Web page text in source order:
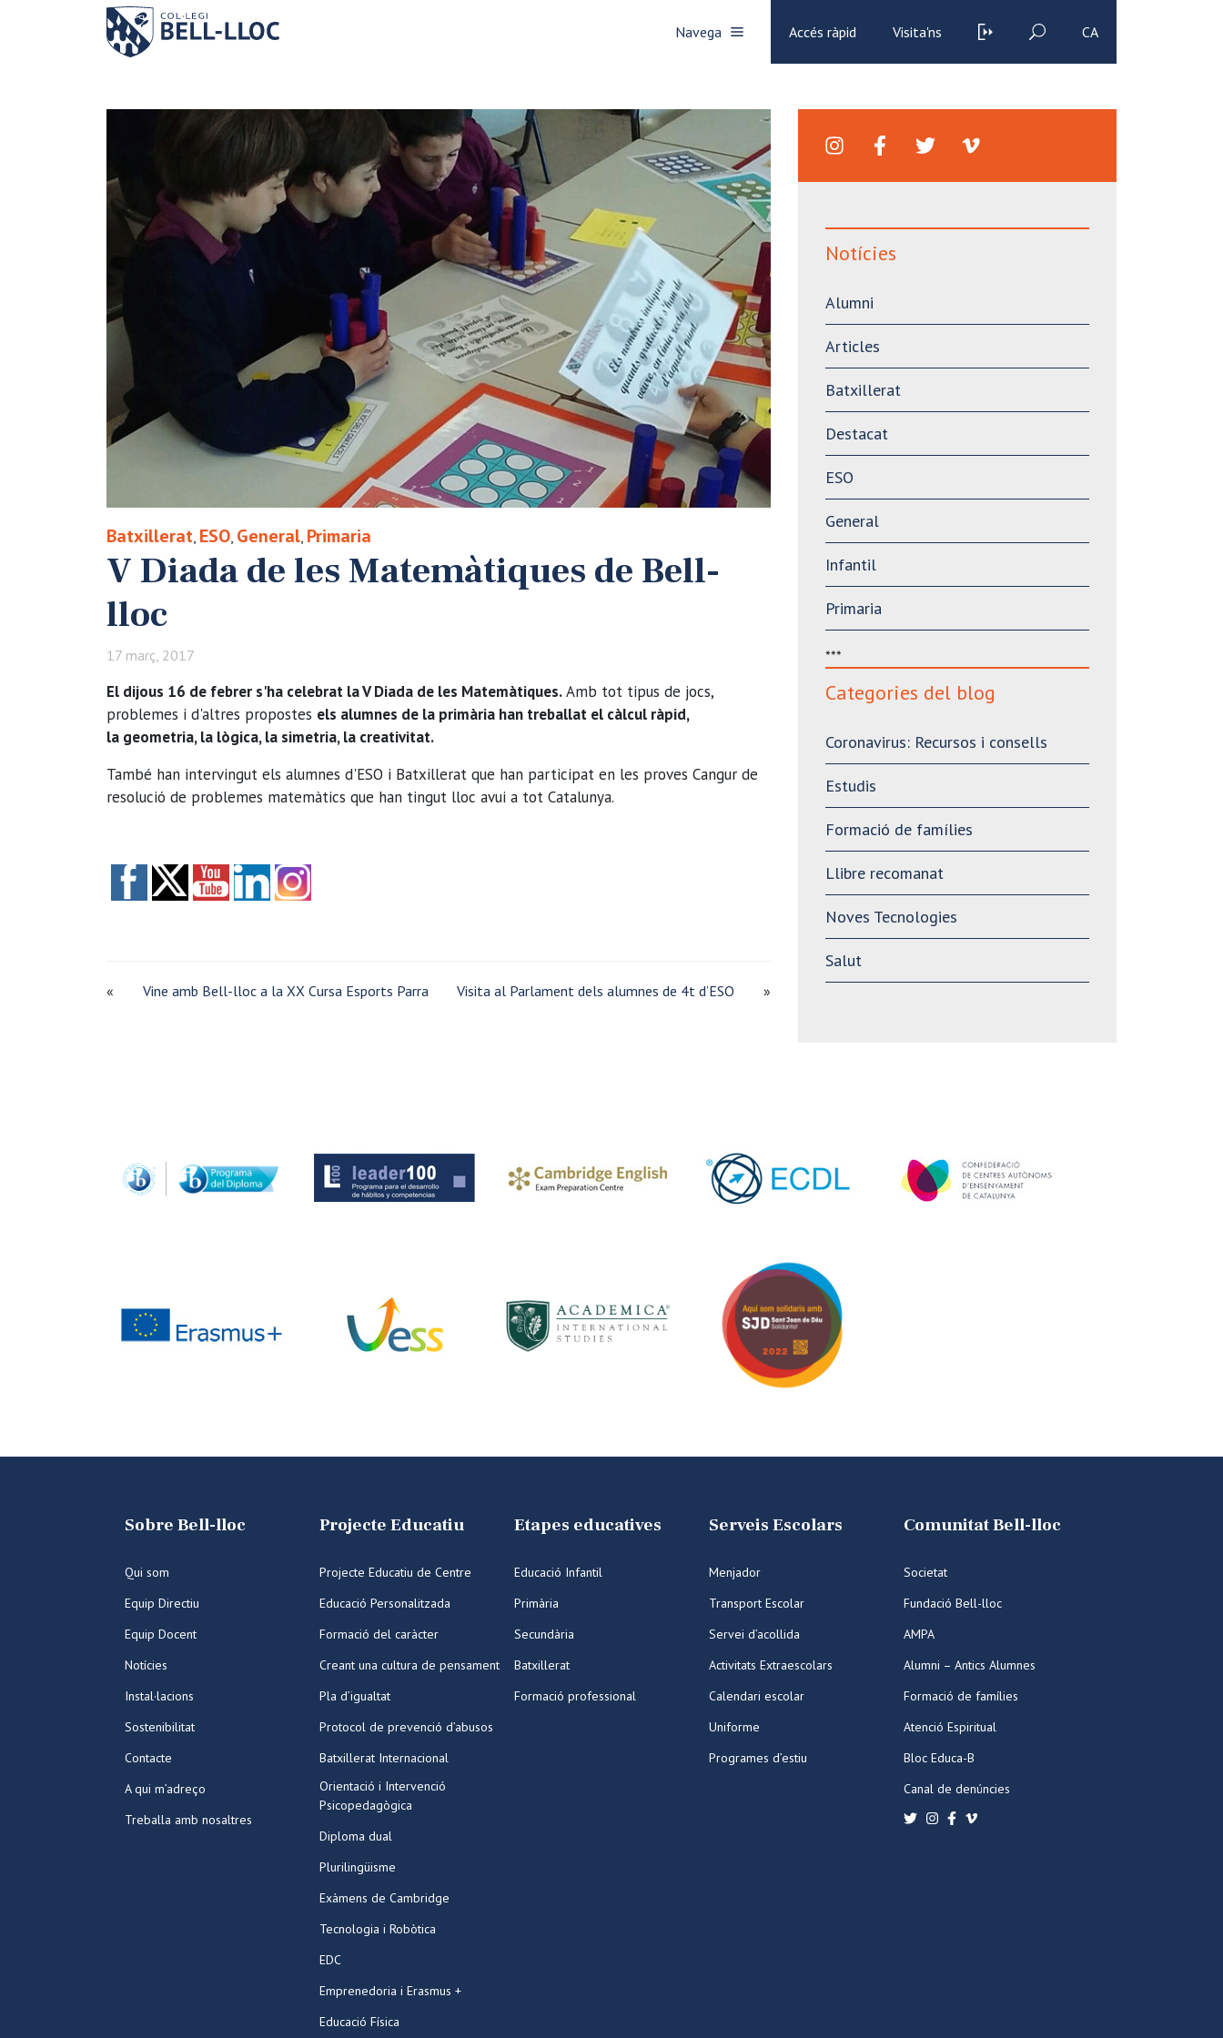
Navega Accés ràpid Visita'ns CA
Batxillerat, ESO, General, Primaria
V Diada de les Matemàtiques de Bell-
lloc
17 març, 2017
El dijous 16 de febrer s'ha celebrat la V Diada de les Matemàtiques.Amb tot tipus de jocs,
problemes i d'altres propostes els alumnes de la primària han treballat el càlcul ràpid,
la geometria, la lògica, la simetria, la creativitat.
També han intervingut els alumnes d'ESO i Batxillerat que han participat en les proves Cangur de
resolució de problemes matemàtics que han tingut lloc avui a tot Catalunya.
« Vine amb Bell-lloc a la XX Cursa Esports Parra Visita al Parlament dels alumnes de 4t d’ESO »
Notícies
Alumni
Articles
Batxillerat
Destacat
ESO
General
Infantil
Primaria
***
Categories del blog
Coronavirus: Recursos i consells
Estudis
Formació de famílies
Llibre recomanat
Noves Tecnologies
Salut
Sobre Bell-lloc
Qui som
Equip Directiu
Equip Docent
Notícies
Instal·lacions
Sostenibilitat
Contacte
A qui m’adreço
Treballa amb nosaltres
Projecte Educatiu
Projecte Educatiu de Centre
Educació Personalitzada
Formació del caràcter
Creant una cultura de pensament
Pla d’igualtat
Protocol de prevenció d’abusos
Batxillerat Internacional
Orientació i Intervenció
Psicopedagògica
Diploma dual
Plurilingüisme
Exàmens de Cambridge
Tecnologia i Robòtica
EDC
Emprenedoria i Erasmus +
Educació Física
Etapes educatives
Educació Infantil
Primària
Secundària
Batxillerat
Formació professional
Serveis Escolars
Menjador
Transport Escolar
Servei d’acollida
Activitats Extraescolars
Calendari escolar
Uniforme
Programes d’estiu
Comunitat Bell-lloc
Societat
Fundació Bell-lloc
AMPA
Alumni – Antics Alumnes
Formació de famílies
Atenció Espiritual
Bloc Educa-B
Canal de denúncies